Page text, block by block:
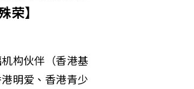
荣】
构伙伴（香港基
明爱、香港青少